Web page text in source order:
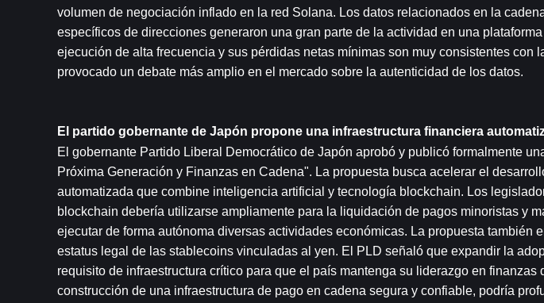
volumen de negociación inflado en la red Solana. Los datos relacionados en la
específicos de direcciones generaron una gran parte de la actividad en una
ejecución de alta frecuencia y sus pérdidas netas mínimas son muy consistentes con
provocado un debate más amplio en el mercado sobre la autenticidad de los datos.
El partido gobernante de Japón propone una infraestructura financiera
El gobernante Partido Liberal Democrático de Japón aprobó y publicó formalmente
Próxima Generación y Finanzas en Cadena". La propuesta busca acelerar el
automatizada que combine inteligencia artificial y tecnología blockchain. Los
blockchain debería utilizarse ampliamente para la liquidación de pagos minoristas y
ejecutar de forma autónoma diversas actividades económicas. La propuesta también
estatus legal de las stablecoins vinculadas al yen. El PLD señaló que expandir la
requisito de infraestructura crítico para que el país mantenga su liderazgo en
construcción de una infraestructura de pago en cadena segura y confiable, podría